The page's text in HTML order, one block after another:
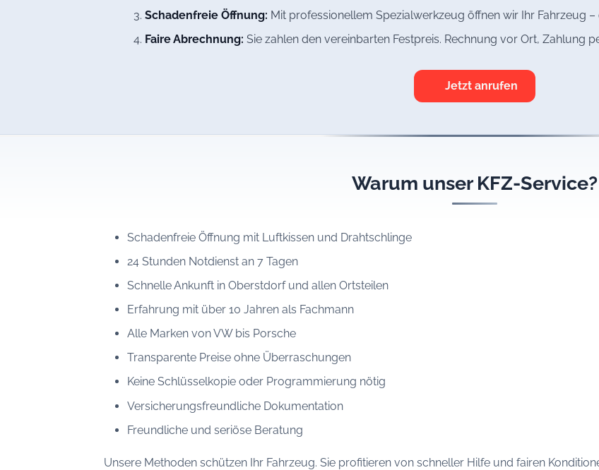
Schadenfreie Öffnung: Mit professionellem Spezialwerkzeug öffnen wir Ihr Fahrzeug
Faire Abrechnung: Sie zahlen den vereinbarten Festpreis. Rechnung vor Ort, Zahlung
Jetzt anrufen
Warum unser KFZ-Service?
Schadenfreie Öffnung mit Luftkissen und Drahtschlinge
24 Stunden Notdienst an 7 Tagen
Schnelle Ankunft in Oberstdorf und allen Ortsteilen
Erfahrung mit über 10 Jahren als Fachmann
Alle Marken von VW bis Porsche
Transparente Preise ohne Überraschungen
Keine Schlüsselkopie oder Programmierung nötig
Versicherungsfreundliche Dokumentation
Freundliche und seriöse Beratung
Unsere Methoden schützen Ihr Fahrzeug. Sie profitieren von schneller Hilfe und fairen